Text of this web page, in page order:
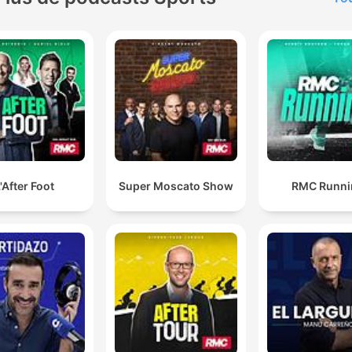
Foot Super Moscato Show RMC